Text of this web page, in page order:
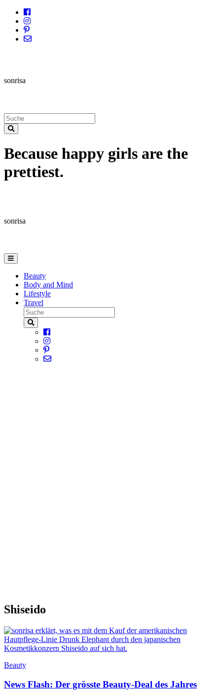
sonrisa
Because happy girls are the
prettiest.
sonrisa
Beauty
Body and Mind
Lifestyle
Travel
Shiseido
Beauty
News Flash: Der grösste Beauty-Deal des Jahres